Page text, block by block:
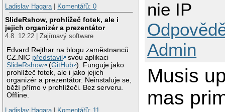
Ladislav Hagara| Komentářů: 0
SlideRshow, prohlížeč fotek, ale i
jejich organizér a prezentátor
4.8. 12:22 | Zajímavý software
Edvard Rejthar na blogu zaměstnanců
CZ.NIC představil
svou aplikaci
SlideRshow
(GitHub ). Funguje jako
prohlížeč fotek, ale i jako jejich
organizér a prezentátor. Neinstaluje se,
běží přímo v prohlížeči. Bez serveru.
Offline.
Ladislav Hagara| Komentářů: 11
nie IP
Admin
Musis
mas